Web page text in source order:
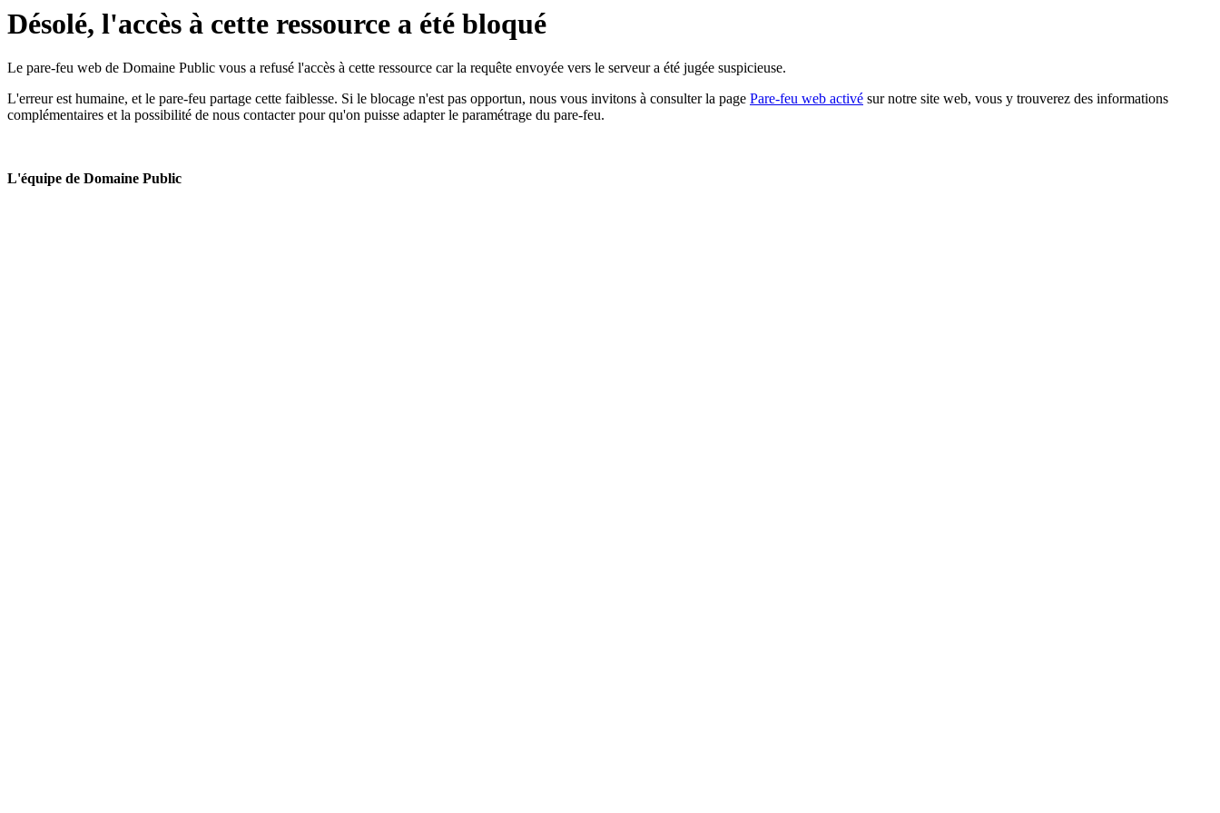
Désolé, l'accès à cette ressource a été bloqué
Le pare-feu web de Domaine Public vous a refusé l'accès à cette ressource car la requête envoyée vers le serveur a été jugée suspicieuse.
L'erreur est humaine, et le pare-feu partage cette faiblesse. Si le blocage n'est pas opportun, nous vous invitons à consulter la page Pare-feu web activé sur notre site web, vous y trouverez des informations
complémentaires et la possibilité de nous contacter pour qu'on puisse adapter le paramétrage du pare-feu.
L'équipe de Domaine Public